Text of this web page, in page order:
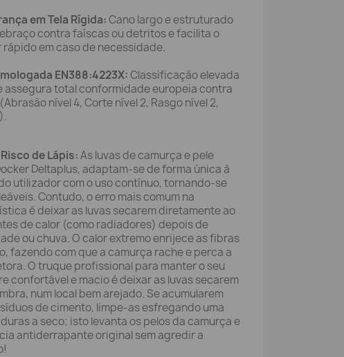
em Tela Rígida:Cano largo e estruturado
contra faíscas ou detritos e facilita o
em caso de necessidade.
EN388:4223X:Classificação elevada
assegura total conformidade europeia contra
nível 4, Corte nível 2, Rasgo nível 2,
de Lápis:As luvas de camurça e pele
Deltaplus, adaptam-se de forma única à
utilizador com o uso contínuo, tornando-se
Contudo, o erro mais comum na
é deixar as luvas secarem diretamente ao
de calor (como radiadores) depois de
ou chuva. O calor extremo enrijece as fibras
fazendo com que a camurça rache e perca a
O truque profissional para manter o seu
confortável e macio é deixar as luvas secarem
num local bem arejado. Se acumularem
de cimento, limpe-as esfregando uma
a seco; isto levanta os pelos da camurça e
antiderrapante original sem agredir a